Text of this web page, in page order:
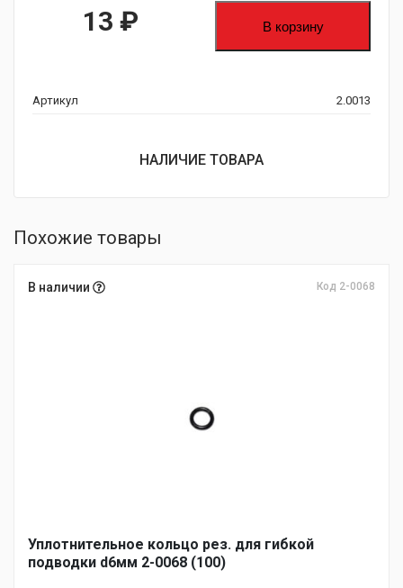
13 ₽ В корзину
Артикул 2.0013
НАЛИЧИЕ ТОВАРА
Похожие товары
В наличии Код 2-0068
Уплотнительное кольцо рез. для гибкой
подводки d6мм 2-0068 (100)